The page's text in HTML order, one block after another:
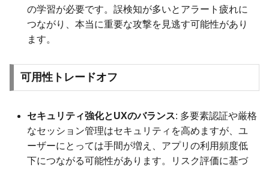
の学習が必要です。誤検知が多いとアラート疲れに
つながり、本当に重要な攻撃を見逃す可能性があり
ます。
可用性トレードオフ
セキュリティ強化とUXのバランス: 多要素認証や厳格
なセッション管理はセキュリティを高めますが、ユ
ーザーにとっては手間が増え、アプリの利用頻度低
下につながる可能性があります。リスク評価に基づ